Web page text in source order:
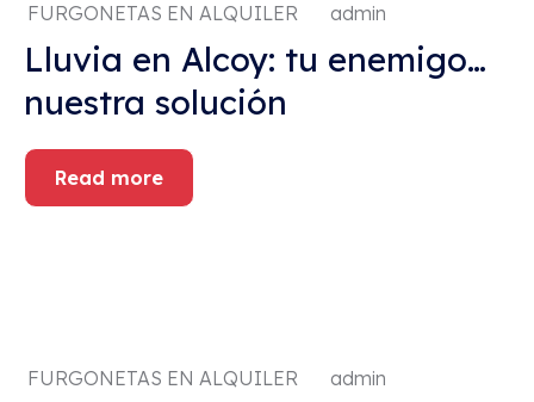
FURGONETAS EN ALQUILER admin
Lluvia en Alcoy: tu enemigo…
nuestra solución
Read more
FURGONETAS EN ALQUILER admin